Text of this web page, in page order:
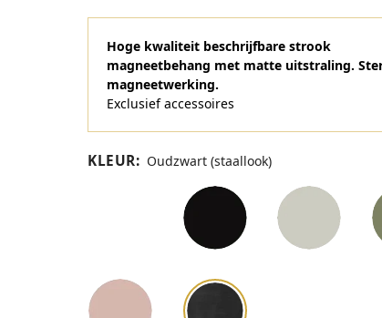
Hoge kwaliteit beschrijfbare strook
magneetbehang met matte uitstraling.
magneetwerking.
Exclusief accessoires
KLEUR: Oudzwart (staallook)